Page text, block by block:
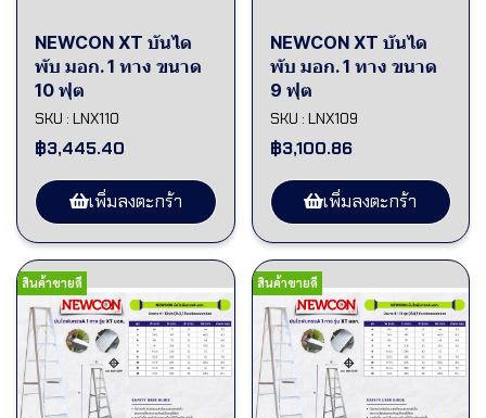
NEWCON XT บันได
พับ มอก. 1 ทาง ขนาด
10 ฟุต
SKU : LNX110
฿3,445.40
เพิ่มลงตะกร้า
NEWCON XT บันได
พับ มอก. 1 ทาง ขนาด
9 ฟุต
SKU : LNX109
฿3,100.86
เพิ่มลงตะกร้า
สินค้าขายดี สินค้าขายดี